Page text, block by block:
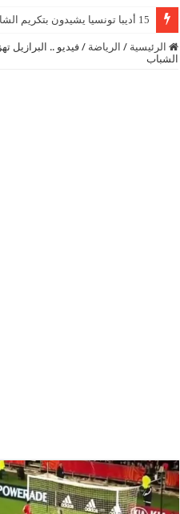
15 أديبا تونسيا يشيدون بتكريم الشاعر علي الدرورة
الرئيسية / الرياضة / فيديو .. البرازيل
الشباب